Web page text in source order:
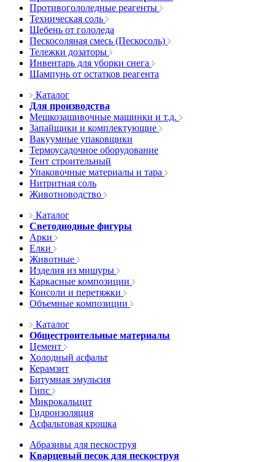
Противогололедные реагенты
Техническая соль
Щебень от гололеда
Пескосоляная смесь (Пескосоль)
Тележки дозаторы
Инвентарь для уборки снега
Шампунь от остатков реагента
Каталог
Для производства
Мешкозашивочные машинки и т.д.
Запайщики и комплектующие
Вакуумные упаковщики
Термоусадочное оборудование
Тент строительный
Упаковочные материалы и тара
Нитритная соль
Животноводство
Каталог
Светодиодные фигуры
Арки
Елки
Животные
Изделия из мишуры
Каркасные композиции
Консоли и перетяжки
Объемные композиции
Каталог
Общестроительные материалы
Цемент
Холодный асфальт
Керамзит
Битумная эмульсия
Гипс
Микрокальцит
Гидроизоляция
Асфальтовая крошка
Абразивы для пескоструя
Кварцевый песок для пескоструя